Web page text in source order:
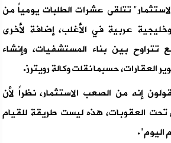
تتلقى عشرات الطلبات يومياً من
عربية في الأغلب، إضافة لأخرى
تتراوح بين بناء المستشفيات، وإنشاء
العقارات، حسبما نقلت وكالة رويترز.
إنه من الصعب الاستثمار، نظراً لأن
تحت العقوبات، هذه ليست طريقة للقيام
اليوم".